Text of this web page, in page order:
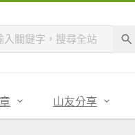
山友分享